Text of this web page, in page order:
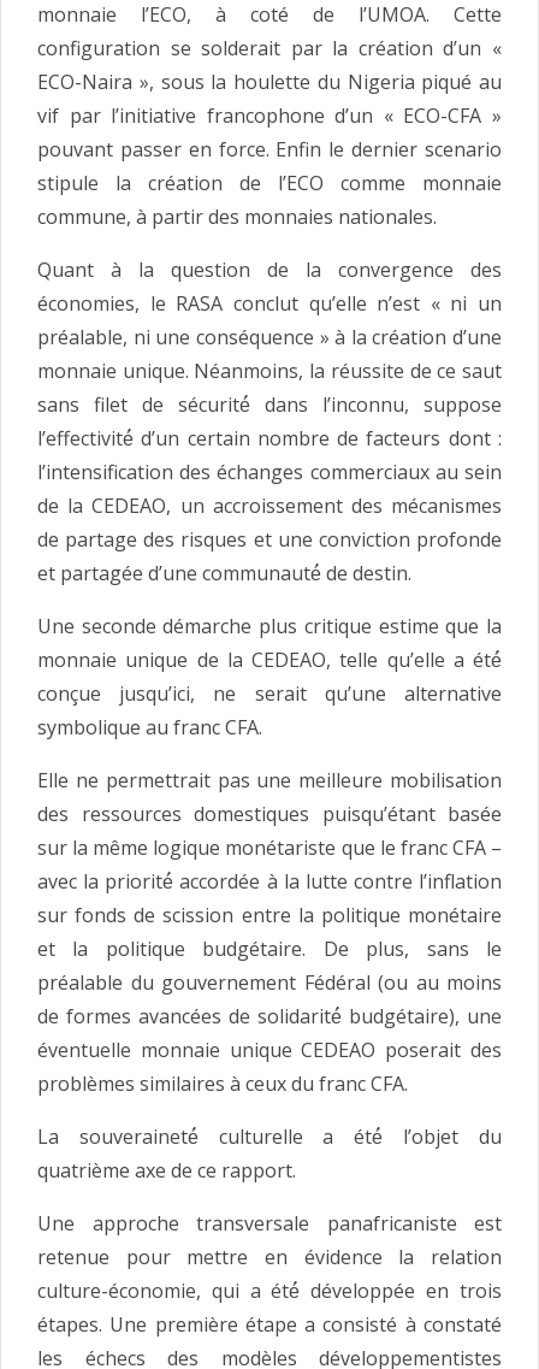
monnaie l’ECO, à coté de l’UMOA. Cette
configuration se solderait par la création d’un «
ECO-Naira », sous la houlette du Nigeria piqué au
vif par l’initiative francophone d’un « ECO-CFA »
pouvant passer en force. Enfin le dernier scenario
stipule la création de l’ECO comme monnaie
commune, à partir des monnaies nationales.
Quant à la question de la convergence des
économies, le RASA conclut qu’elle n’est « ni un
préalable, ni une conséquence » à la création d’une
monnaie unique. Néanmoins, la réussite de ce saut
sans filet de sécurité́ dans l’inconnu, suppose
l’effectivité́ d’un certain nombre de facteurs dont :
l’intensification des échanges commerciaux au sein
de la CEDEAO, un accroissement des mécanismes
de partage des risques et une conviction profonde
et partagée d’une communauté́ de destin.
Une seconde démarche plus critique estime que la
monnaie unique de la CEDEAO, telle qu’elle a été́
conçue jusqu’ici, ne serait qu’une alternative
symbolique au franc CFA.
Elle ne permettrait pas une meilleure mobilisation
des ressources domestiques puisqu’étant basée
sur la même logique monétariste que le franc CFA –
avec la priorité́ accordée à la lutte contre l’inflation
sur fonds de scission entre la politique monétaire
et la politique budgétaire. De plus, sans le
préalable du gouvernement Fédéral (ou au moins
de formes avancées de solidarité́ budgétaire), une
éventuelle monnaie unique CEDEAO poserait des
problèmes similaires à ceux du franc CFA.
La souveraineté́ culturelle a été́ l’objet du
quatrième axe de ce rapport.
Une approche transversale panafricaniste est
retenue pour mettre en évidence la relation
culture-économie, qui a été́ développée en trois
étapes. Une première étape a consisté à constaté
les échecs des modèles développementistes